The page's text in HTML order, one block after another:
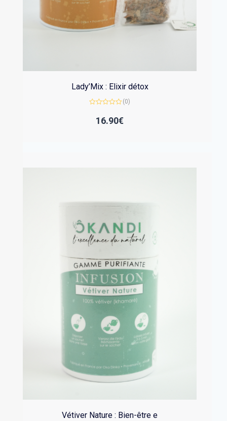
Lady’Mix : Elixir détox
sur
(0)
16.90€
Vétiver Nature : Bien-être e